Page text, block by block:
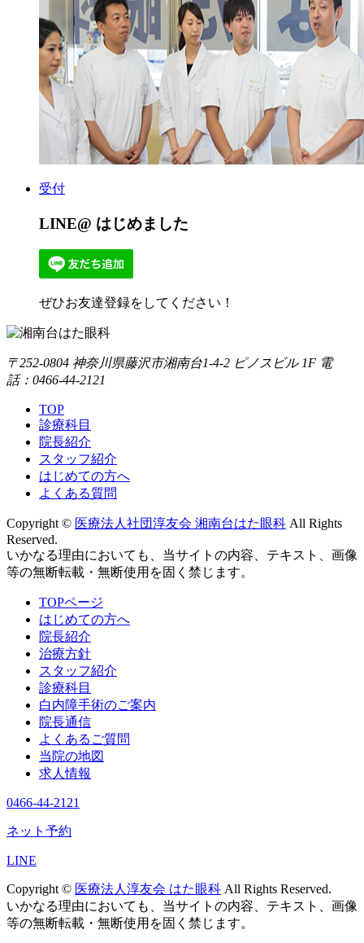
受付
LINE@ はじめました
ぜひお友達登録をしてください！
〒252-0804 神奈川県藤沢市湘南台1-4-2 ピノスビル 1F 電
話：0466-44-2121
TOP
診療科目
院長紹介
スタッフ紹介
はじめての方へ
よくある質問
Copyright © 医療法人社団淳友会 湘南台はた眼科 All Rights
Reserved.
いかなる理由においても、当サイトの内容、テキスト、画像
等の無断転載・無断使用を固く禁じます。
TOPページ
はじめての方へ
院長紹介
治療方針
スタッフ紹介
診療科目
白内障手術のご案内
院長通信
よくあるご質問
当院の地図
求人情報
0466-44-2121
ネット予約
LINE
Copyright © 医療法人淳友会 はた眼科 All Rights Reserved.
いかなる理由においても、当サイトの内容、テキスト、画像
等の無断転載・無断使用を固く禁じます。